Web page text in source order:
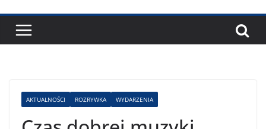
AKTUALNOŚCI ROZRYWKA WYDARZENIA